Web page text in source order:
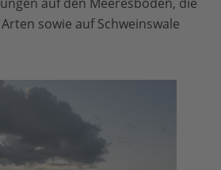
auf den Meeresboden, die
sowie auf Schweinswale